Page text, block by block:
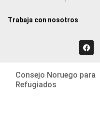
Trabaja con nosotros
Consejo Noruego para
Refugiados